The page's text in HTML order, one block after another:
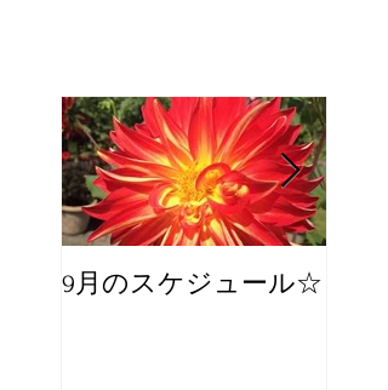
9月のスケジュール☆